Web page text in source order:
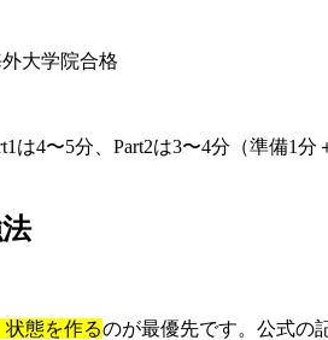
外大学院合格
4〜5分、Part2は3〜4分（準備1
状態を作るのが最優先です。公式の